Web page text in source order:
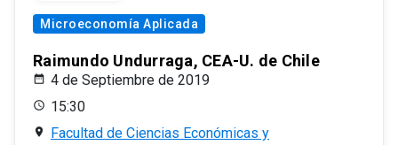
Microeconomía Aplicada
Raimundo Undurraga, CEA-U. de Chile
4 de Septiembre de 2019
15:30
Facultad de Ciencias Económicas y